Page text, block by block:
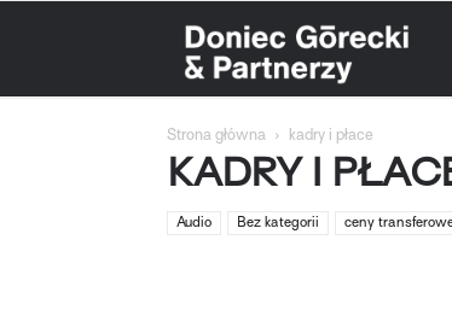
Strona główna kadry i płace
KADRY I
Audio Bez kategorii ceny